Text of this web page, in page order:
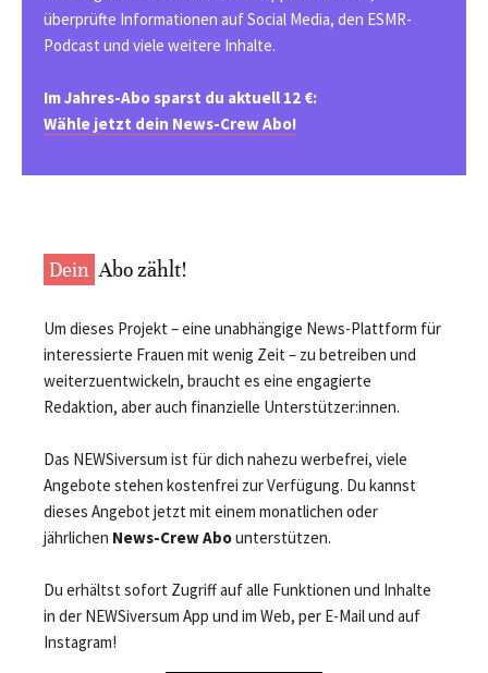
überprüfte Informationen auf Social Media, den ESMR-
Podcast und viele weitere Inhalte.
Im Jahres-Abo sparst du aktuell 12 €:
Wähle jetzt dein News-Crew Abo!
Dein Abo zählt!
Um dieses Projekt – eine unabhängige News-Plattform für
interessierte Frauen mit wenig Zeit – zu betreiben und
weiterzuentwickeln, braucht es eine engagierte
Redaktion, aber auch finanzielle Unterstützer:innen.
Das NEWSiversum ist für dich nahezu werbefrei, viele
Angebote stehen kostenfrei zur Verfügung. Du kannst
dieses Angebot jetzt mit einem monatlichen oder
jährlichen News-Crew Abounterstützen.
Du erhältst sofort Zugriff auf alle Funktionen und Inhalte
in der NEWSiversum App und im Web, per E-Mail und auf
Instagram!